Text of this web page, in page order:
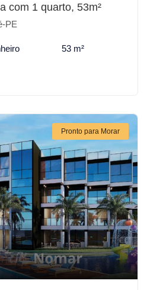
com 1 quarto, 53m²
PE
53 m²
Pronto para Morar